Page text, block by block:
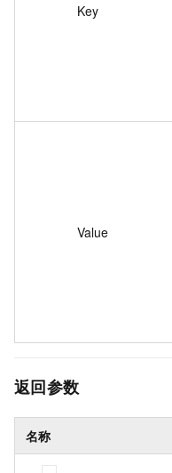
Key
Value
返回参数
名称